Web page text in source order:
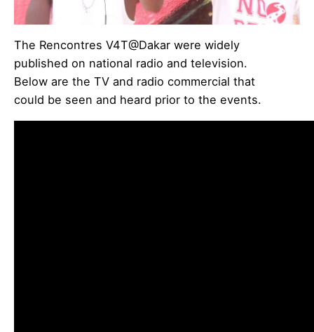
The Rencontres V4T@Dakar were widely
published on national radio and television.
Below are the TV and radio commercial that
could be seen and heard prior to the events.